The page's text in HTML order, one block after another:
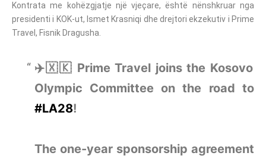
Kontrata me kohëzgjatje një vjeçare, është nënshkruar nga
presidenti i KOK-ut, Ismet Krasniqi dhe drejtori ekzekutiv i Prime
Travel, Fisnik Dragusha.
✈️🇽🇰 Prime Travel joins the Kosovo
Olympic Committee on the road to
#LA28!
The one-year sponsorship agreement